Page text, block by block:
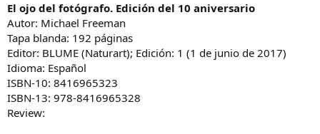
El ojo del fotógrafo. Edición del 10 aniversario
Autor: Michael Freeman
Tapa blanda: 192 páginas
Editor: BLUME (Naturart); Edición: 1 (1 de junio de 2017)
Idioma: Español
ISBN-10: 8416965323
ISBN-13: 978-8416965328
Review: